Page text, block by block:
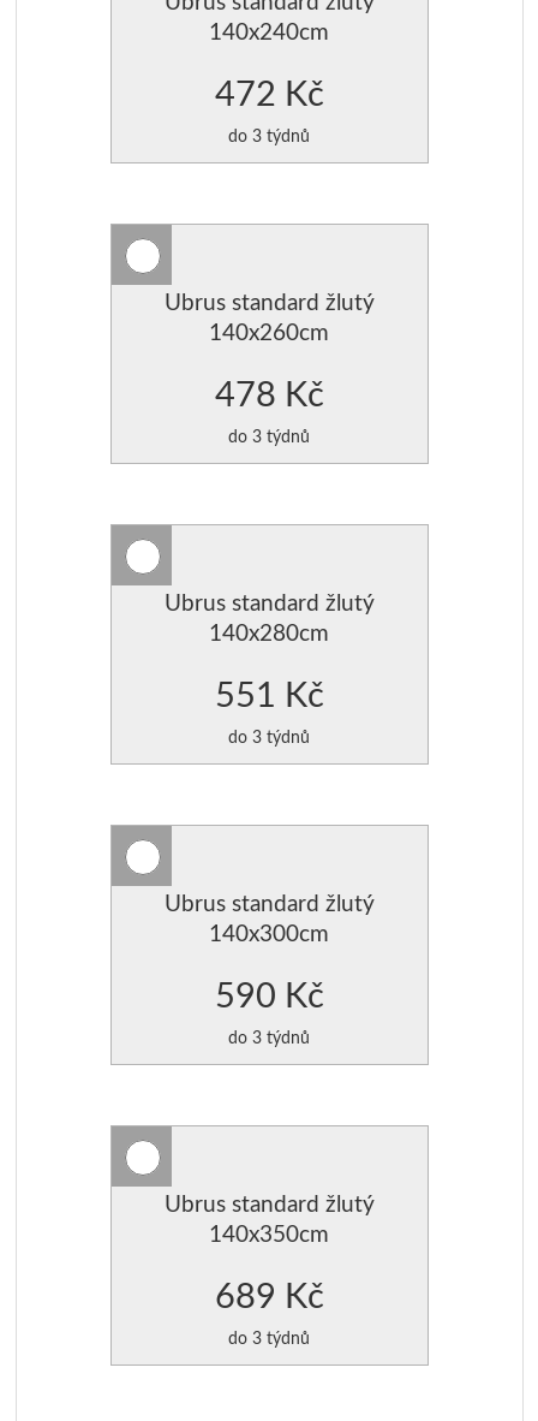
140x240cm
472 Kč
do 3 týdnů
Ubrus standard žlutý
140x260cm
478 Kč
do 3 týdnů
Ubrus standard žlutý
140x280cm
551 Kč
do 3 týdnů
Ubrus standard žlutý
140x300cm
590 Kč
do 3 týdnů
Ubrus standard žlutý
140x350cm
689 Kč
do 3 týdnů